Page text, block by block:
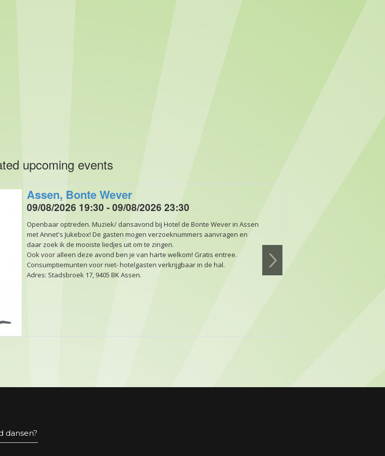
upcoming events
Assen, Bonte Wever
09/08/2026 19:30 - 09/08/2026 23:30
Openbaar optreden. Muziek/ dansavond bij Hotel de Bonte Wever in Assen
met Annet's Jukebox! De gasten mogen verzoeknummers aanvragen en
daar zoek ik de mooiste liedjes uit om te zingen.
Ook voor alleen deze avond ben je van harte welkom! Gratis entree.
Consumptiemunten voor niet- hotelgasten verkrijgbaar in de hal.
Adres: Stadsbroek 17, 9405 BK Assen.
dansen?